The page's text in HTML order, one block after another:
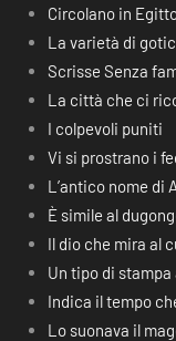
Circolano in
La varietà di
Scrisse Senza
La città che ci
I colpevoli puniti
Vi si prostrano i
L’antico nome di
È simile al
Il dio che mira al
Un tipo di stampa
Indica il tempo
Lo suonava il